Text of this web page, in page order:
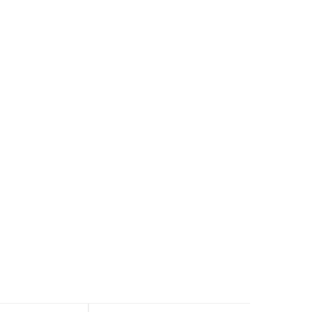
кількості, комплектності та справності.